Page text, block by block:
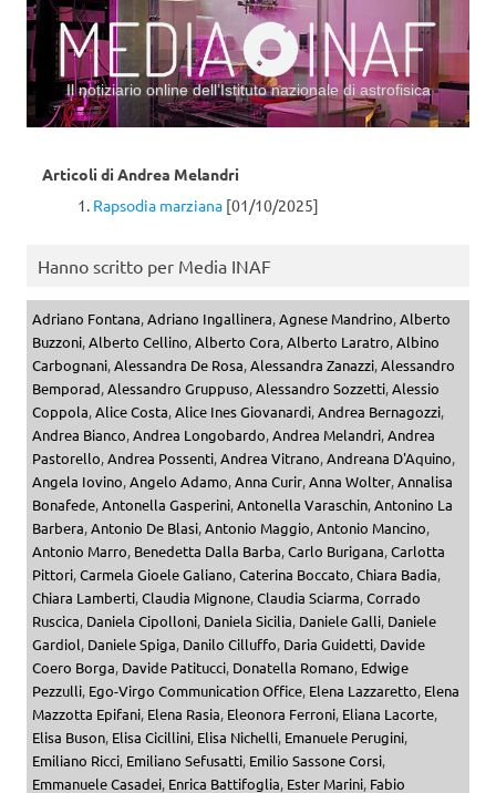
Il notiziario online dell’Istituto nazionale di astrofisica
Articoli di Andrea Melandri
Rapsodia marziana [01/10/2025]
Hanno scritto per Media INAF
Adriano Fontana,Adriano Ingallinera,Agnese Mandrino,Alberto
Buzzoni,Alberto Cellino,Alberto Cora,Alberto Laratro,Albino
Carbognani,Alessandra De Rosa,Alessandra Zanazzi,Alessandro
Bemporad,Alessandro Gruppuso,Alessandro Sozzetti,Alessio
Coppola,Alice Costa,Alice Ines Giovanardi,Andrea Bernagozzi,
Andrea Bianco,Andrea Longobardo,Andrea Melandri,Andrea
Pastorello,Andrea Possenti,Andrea Vitrano,Andreana D'Aquino,
Angela Iovino,Angelo Adamo,Anna Curir,Anna Wolter,Annalisa
Bonafede,Antonella Gasperini,Antonella Varaschin,Antonino La
Barbera,Antonio De Blasi,Antonio Maggio,Antonio Mancino,
Antonio Marro, Benedetta Dalla Barba,Carlo Burigana,Carlotta
Pittori,Carmela Gioele Galiano,Caterina Boccato,Chiara Badia,
Chiara Lamberti,Claudia Mignone,Claudia Sciarma,Corrado
Ruscica, Daniela Cipolloni, Daniela Sicilia, Daniele Galli, Daniele
Gardiol, Daniele Spiga, Danilo Cilluffo, Daria Guidetti, Davide
Coero Borga, Davide Patitucci, Donatella Romano, Edwige
Pezzulli, Ego-Virgo Communication Office, Elena Lazzaretto, Elena
Mazzotta Epifani, Elena Rasia, Eleonora Ferroni, Eliana Lacorte,
Elisa Buson, Elisa Cicillini, Elisa Nichelli, Emanuele Perugini,
Emiliano Ricci, Emiliano Sefusatti, Emilio Sassone Corsi,
Emmanuele Casadei, Enrica Battifoglia, Ester Marini, Fabio